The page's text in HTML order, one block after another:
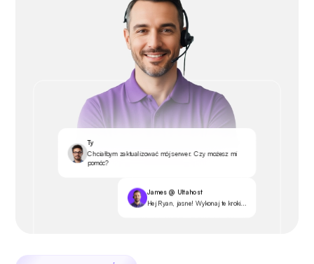
Ty
Chciałbym zaktualizować mój serwer. Czy możesz mi
pomóc?
James @ Ultahost
Hej Ryan, jasne! Wykonaj te kroki...